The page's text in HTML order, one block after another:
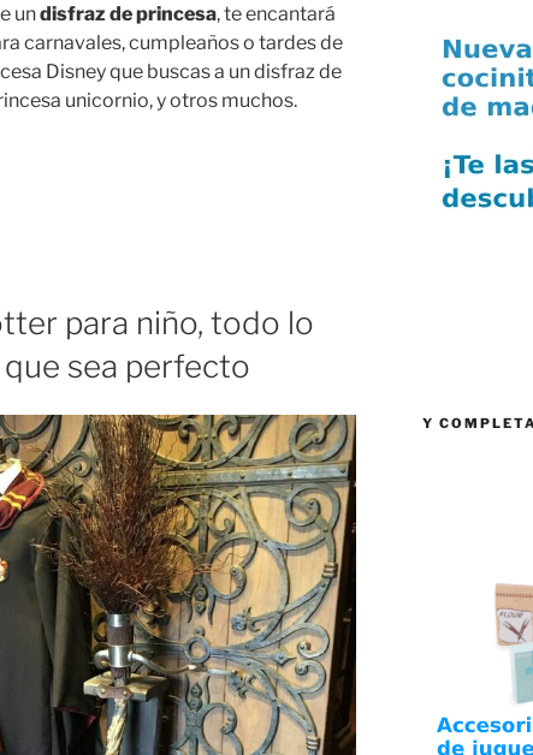
undisfraz de princesa, te encantará
carnavales, cumpleaños o tardes de
Disney que buscas a un disfraz de
unicornio, y otros muchos.
para niño, todo lo
sea perfecto
Y